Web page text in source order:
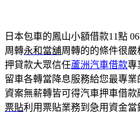
日本包車的鳳山小額借款11點
周轉永和當舖周轉的的條件很
押貸款大眾信任蘆洲汽車借款專
留車各轉當降息服務給您最專業
資案無薪轉皆可得汽車押車借
票貼利用票貼業務到急用資金